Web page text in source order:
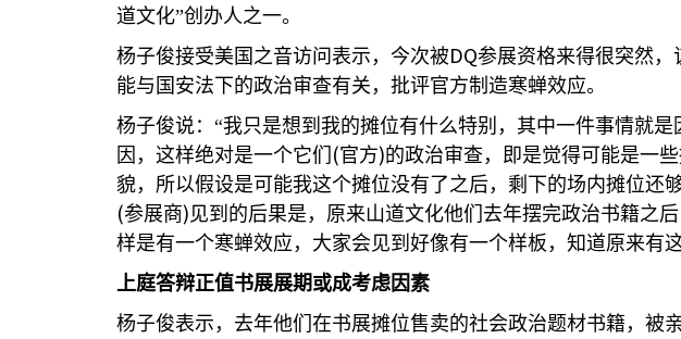
道文化”创办人之一。
杨子俊接受美国之音访问表示，今次被DQ参展资格来得很突然，
能与国安法下的政治审查有关，批评官方制造寒蝉效应。
杨子俊说：“我只是想到我的摊位有什么特别，其中一件事情就
因，这样绝对是一个它们 (官方)的政治审查，即是觉得可能是一
貌，所以假设是可能我这个摊位没有了之后，剩下的场内摊位
(参展商) 见到的后果是，原来山道文化他们去年摆完政治书籍之
样是有一个寒蝉效应，大家会见到好像有一个样板，知道原来有
上庭答辩正值书展展期或成考虑因素
杨子俊表示，去年他们在书展摊位售卖的社会政治题材书籍，被